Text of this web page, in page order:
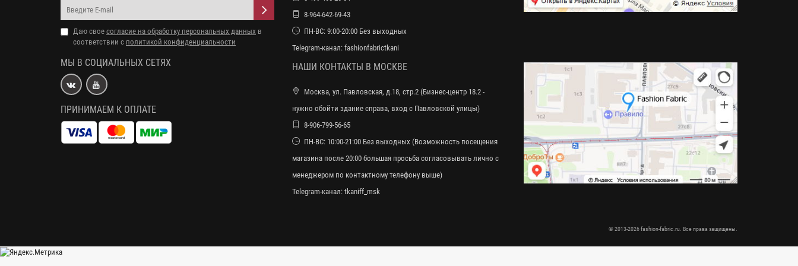
Даю свое согласие на обработку персональных данных в
соответствии с политикой конфиденциальности
МЫ В СОЦИАЛЬНЫХ СЕТЯХ
ПРИНИМАЕМ К ОПЛАТЕ
8-964-642-69-43
ПН-ВС: 9:00-20:00 Без выходных
Telegram-канал: fashionfabrictkani
НАШИ КОНТАКТЫ В МОСКВЕ
Москва, ул. Павловская, д.18, стр.2 (Бизнес-центр 18.2 -
нужно обойти здание справа, вход с Павловской улицы)
8-906-799-56-65
ПН-ВС: 10:00-21:00 Без выходных (Возможность посещения
магазина после 20:00 большая просьба согласовывать лично с
менеджером по контактному телефону выше)
Telegram-канал: tkaniff_msk
© 2013-2026 fashion-fabric.ru. Все права защищены.